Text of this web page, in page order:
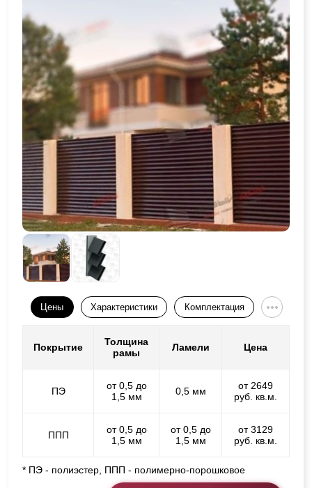
Цены Характеристики Комплектация
Покрытие
Толщина
рамы
Ламели Цена
ПЭ
от 0,5 до
1,5 мм
0,5 мм
от 2649
руб. кв.м.
ППП
от 0,5 до
1,5 мм
от 0,5 до
1,5 мм
от 3129
руб. кв.м.
* ПЭ - полиэстер, ППП - полимерно-порошковое